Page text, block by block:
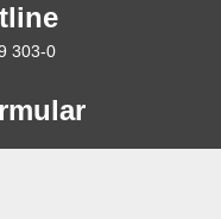
303-0